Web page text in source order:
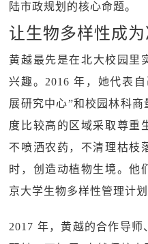
陆市政规划的核心命题。
让生物多样性成
黄越最先是在北大校园里
兴趣。2016 年，她代表
展研究中心”和校园林科
度比较高的区域采取尊重
不喷洒农药，不清理枯枝
时，创造动植物生境。他
京大学生物多样性管理计划
2017 年，黄越的合作导